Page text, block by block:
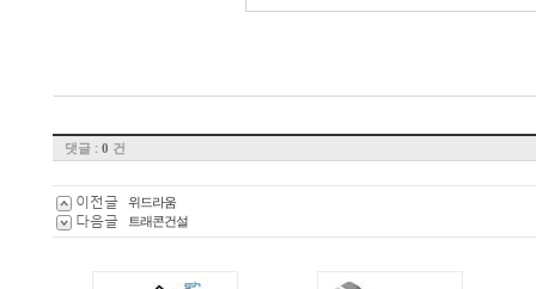
댓글 : 0 건
이전글 위드라움
다음글 트래콘건설